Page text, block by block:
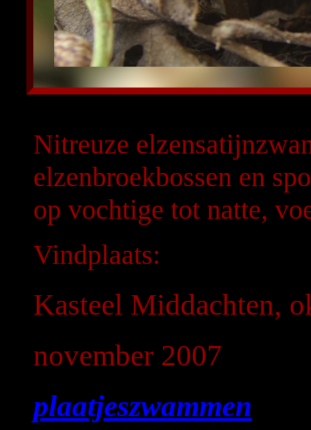
Nitreuze
elzenbroekbossen en
op vochtige tot natte,
Vindplaats:
Kasteel Middachten,
november 2007
plaatjeszwammen